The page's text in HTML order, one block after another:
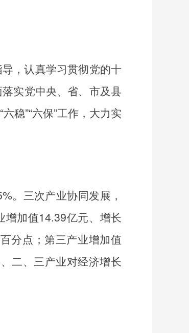
，认真学习贯彻党的十
实党中央、省、市及县
稳”“六保”工作，大力实
。三次产业协同发展，
增加值14.39亿元、增长
分点；第三产业增加值
二、三产业对经济增长